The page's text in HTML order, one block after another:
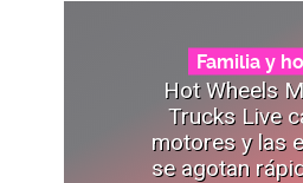
Familia y
Hot Wheels
Trucks Live
motores y las
se agotan